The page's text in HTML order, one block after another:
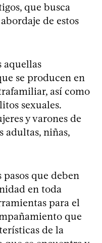
que busca
de estos
aquellas
se producen en
así como
sexuales.
y varones de
adultas, niñas,
que deben
en toda
para el
que
de la